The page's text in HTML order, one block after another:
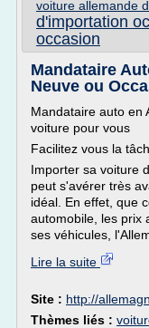
voiture allemande
d'importation
occasion
Mandataire
Neuve ou
Mandataire auto en
voiture pour vous
Facilitez vous la
Importer sa voiture
peut s'avérer très
idéal. En effet, que
automobile, les prix
ses véhicules,
Lire la suite
Site : http://
Thèmes liés :